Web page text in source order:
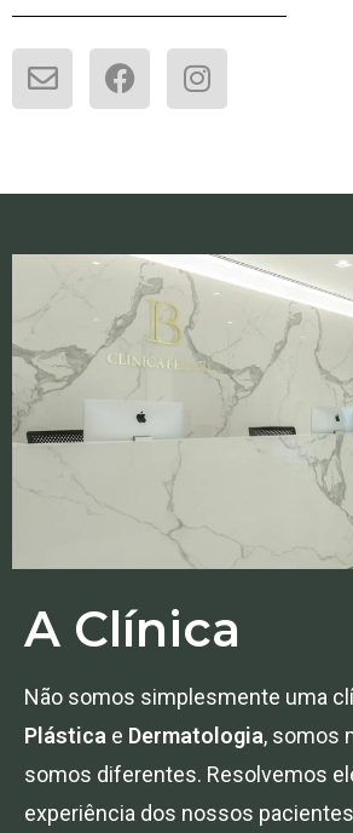
A Clínica
Não somos simplesmente uma
Plástica e Dermatologia, somos
somos diferentes. Resolvemos
experiência dos nossos